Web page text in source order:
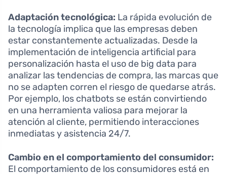
Adaptación tecnológica: La rápida evolución de
la tecnología implica que las empresas deben
estar constantemente actualizadas. Desde la
implementación de inteligencia artificial para
personalización hasta el uso de big data para
analizar las tendencias de compra, las marcas que
no se adapten corren el riesgo de quedarse atrás.
Por ejemplo, los chatbots se están convirtiendo
en una herramienta valiosa para mejorar la
atención al cliente, permitiendo interacciones
inmediatas y asistencia 24/7.
Cambio en el comportamiento del consumidor:
El comportamiento de los consumidores está en